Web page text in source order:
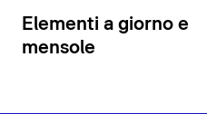
Elementi a giorno e
mensole